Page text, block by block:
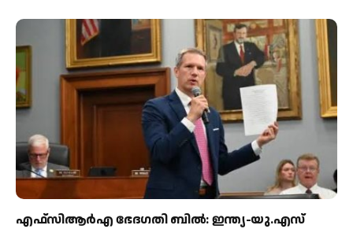
എഫ്‌സിആർഎ ഭേദഗതി ബിൽ: ഇന്ത്യ-യു.എസ്